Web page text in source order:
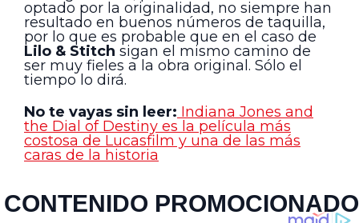
optado por la originalidad, no siempre han
resultado en buenos números de taquilla,
por lo que es probable que en el caso de
Lilo & Stitch sigan el mismo camino de
ser muy fieles a la obra original. Sólo el
tiempo lo dirá.
No te vayas sin leer: Indiana Jones and
the Dial of Destiny es la película más
costosa de Lucasfilm y una de las más
caras de la historia